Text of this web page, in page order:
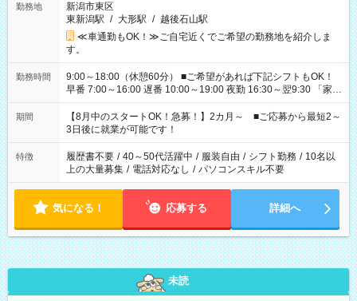
勤務地
新潟市東区
東新潟駅 / 大形駅 / 越後石山駅
≪車通勤もOK！≫ご自宅近くでご希望の勤務地を紹介しま
す。
勤務時間
9:00～18:00（休憩60分） ■ご希望があれば下記シフトもOK！
早番 7:00～16:00 遅番 10:00～19:00 夜勤 16:30～翌9:30 「家族
と休みを合わせたい」 「余裕を持って夕飯の準備がしたい」
「できれば残業はしたくない」 など、ご希望を教えてください
ね。 ※Wワーク希望の方へ 今ご覧のお仕事で希望する勤務時間
と、もう1つのお仕事の勤務時間。 合計で週40時間を超える場
合は応募できません。
期間
【8月中のスタートOK！急募！】2カ月～ ■ご応募から最短2～
3日後に就業が可能です！
特徴 履歴書不要 / 40～50代活躍中 / 服装自由 / シフト勤務 / 10名以
上の大量募集 / 電話対応なし / パソコンスキル不要
気になる！ 応募する 詳細へ
未読